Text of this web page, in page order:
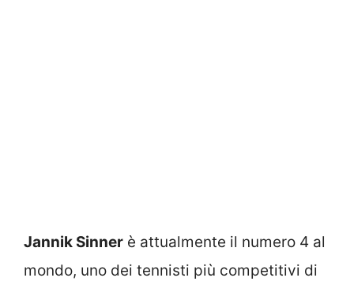
Jannik Sinner è attualmente il numero 4 al
mondo, uno dei tennisti più competitivi di